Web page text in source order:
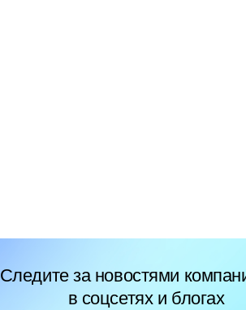
Следите за новостями
в соцсетях и блогах